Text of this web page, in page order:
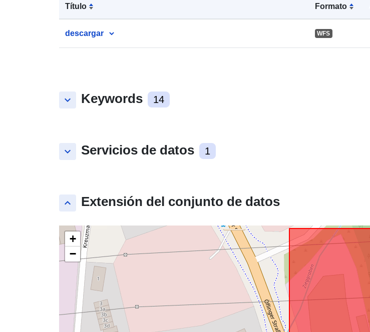
Título Formato
descargar WFS
keyboard_arrow_down Keywords 14
keyboard_arrow_down Servicios de datos 1
keyboard_arrow_up Extensión del conjunto de datos
+
−